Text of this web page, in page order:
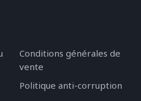
Conditions générales de
vente
Politique anti-corruption